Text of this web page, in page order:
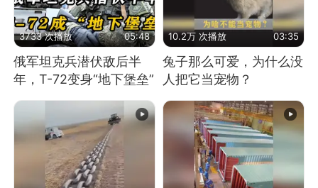
3733 次播放 05:48
俄军坦克兵潜伏敌后半
年，T-72变身“地下堡垒”
10.2万 次播放 03:35
兔子那么可爱，为什么没
人把它当宠物？